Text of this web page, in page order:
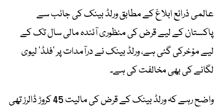
عالمی ذرائع ابلاغ کے مطابق ورلڈ بینک کی جانب سے
پاکستان کے لیے قرض کی منظوری آئندہ مالی سال تک کے
لیے مؤخرکی گئی ہے، ورلڈ بینک نے درآمدات پر ‘فلڈ’ لیوی
لگانے کی بھی مخالفت کی ہے۔
واضح رہے کہ ورلڈ بینک کے قرض کی مالیت 45 کروڑ ڈالرز تھی